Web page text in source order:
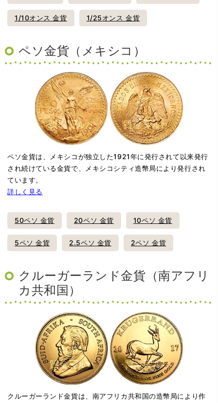
1/10オンス 金貨 1/25オンス 金貨
ペソ金貨（メキシコ）
ペソ金貨は、メキシコが独立した1921年に発行されて以来発行
され続けている金貨で、メキシコシティ造幣局により発行され
ています。
詳しく見る
50ペソ 金貨 20ペソ 金貨 10ペソ 金貨
5ペソ 金貨 2.5ペソ 金貨 2ペソ 金貨
クルーガーランド金貨（南アフリ
カ共和国）
クルーガーランド金貨は、南アフリカ共和国の造幣局により作